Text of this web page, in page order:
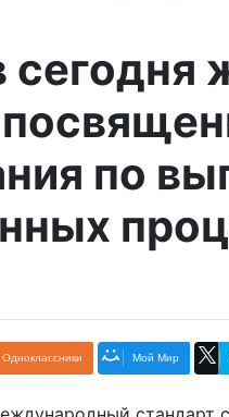
сегодня
по
Одноклассники Мой Мир